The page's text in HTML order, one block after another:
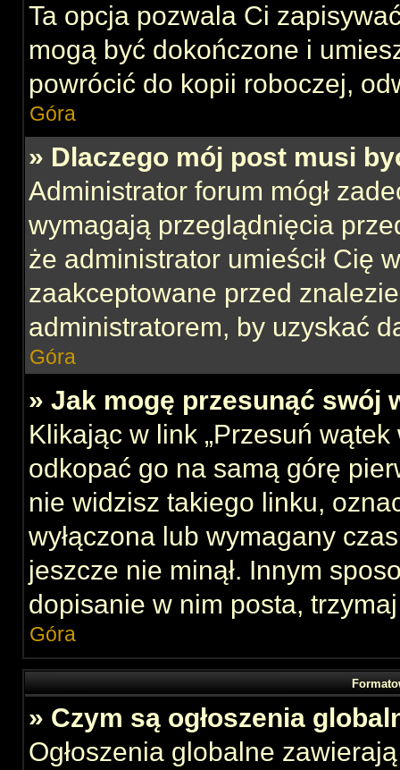
Ta opcja pozwala Ci
mogą być dokończone i
powrócić do kopii roboczej,
Góra
» Dlaczego mój post musi
Administrator forum mógł
wymagają przeglądnięcia
że administrator umieścił Cię
zaakceptowane przed
administratorem, by uzyskać
Góra
» Jak mogę przesunąć swój
Klikając w link „Przesuń
odkopać go na samą górę
nie widzisz takiego linku,
wyłączona lub wymagany
jeszcze nie minął. Innym
dopisanie w nim posta,
Góra
» Czym są ogłoszenia
Ogłoszenia globalne